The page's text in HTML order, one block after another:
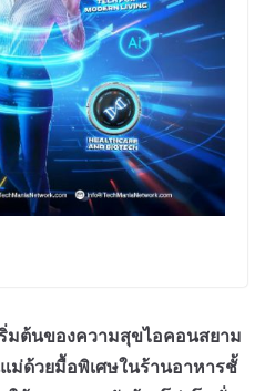
มต้นของความสุขไอคอนสยาม
ม่ด้วยมื้อพิเศษในร้านอาหารชั้